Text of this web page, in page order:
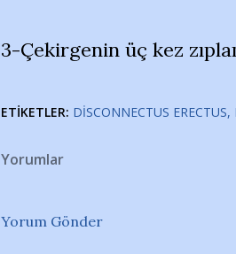
3-Çekirgenin üç kez
ETIKETLER: DISCONNECTUS ERECTUS
Yorumlar
Yorum Gönder